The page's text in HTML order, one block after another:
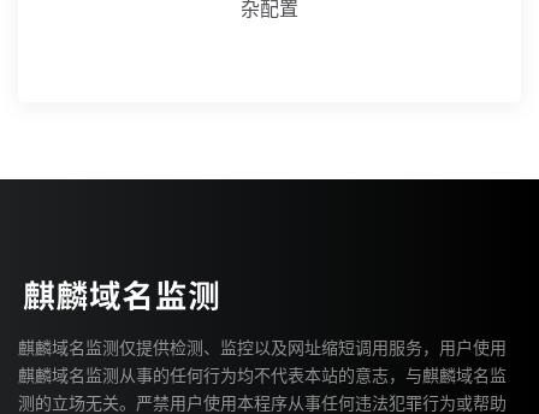
杂配置
麒麟域名监测仅提供检测、监控以及网址缩短调用服务，用户使用
麒麟域名监测从事的任何行为均不代表本站的意志，与麒麟域名监
测的立场无关。严禁用户使用本程序从事任何违法犯罪行为或帮助